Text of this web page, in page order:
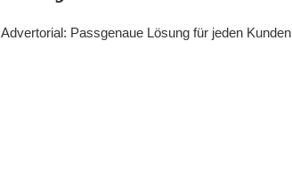
Advertorial: Passgenaue Lösung für jeden Kunden